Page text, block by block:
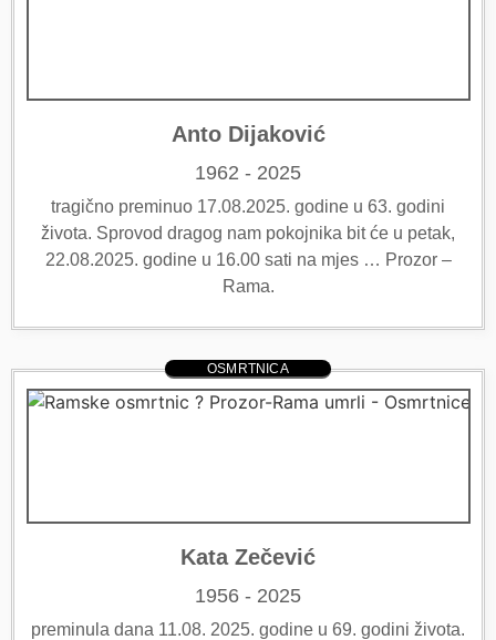
Anto Dijaković
1962 - 2025
tragično preminuo 17.08.2025. godine u 63. godini
života. Sprovod dragog nam pokojnika bit će u petak,
22.08.2025. godine u 16.00 sati na mjes … Prozor –
Rama.
OSMRTNICA
Kata Zečević
1956 - 2025
preminula dana 11.08. 2025. godine u 69. godini života.